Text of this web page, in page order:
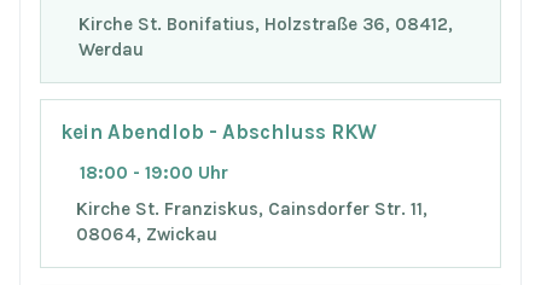
Kirche St. Bonifatius, Holzstraße 36, 08412,
Werdau
kein Abendlob - Abschluss RKW
18:00 - 19:00 Uhr
Kirche St. Franziskus, Cainsdorfer Str. 11,
08064, Zwickau